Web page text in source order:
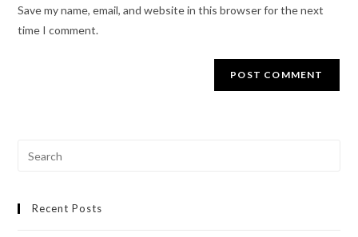
Save my name, email, and website in this browser for the next
time I comment.
Recent Posts